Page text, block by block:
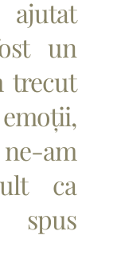
un
trecut
am
ca
spus